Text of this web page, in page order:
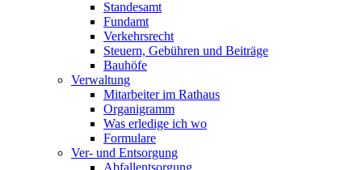
Standesamt
Fundamt
Verkehrsrecht
Steuern, Gebühren und Beiträge
Bauhöfe
Verwaltung
Mitarbeiter im Rathaus
Organigramm
Was erledige ich wo
Formulare
Ver- und Entsorgung
Abfallentsorgung